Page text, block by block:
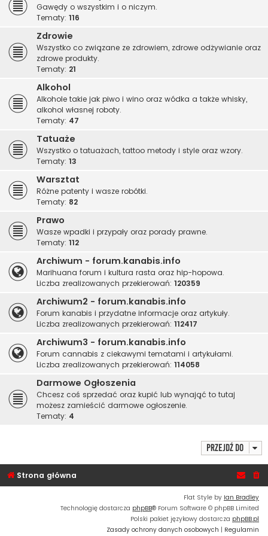
Gawędy o wszystkim i o niczym.
Tematy: 116
Zdrowie
Wszystko co związane ze zdrowiem, zdrowe odżywianie oraz
zdrowe produkty.
Tematy: 21
Alkohol
Alkohole takie jak piwo i wino oraz wódka a także whisky,
alkohol własnej roboty.
Tematy: 47
Tatuaże
Wszystko o tatuażach, tattoo metody i style oraz wzory.
Tematy: 13
Warsztat
Różne patenty i wasze robótki.
Tematy: 82
Prawo
Wasze wpadki i przypały oraz porady prawne.
Tematy: 112
Archiwum - forum.kanabis.info
Marihuana forum i kultura rasta oraz hip-hopowa.
Liczba zrealizowanych przekierowań: 120359
Archiwum2 - forum.kanabis.info
Forum kanabis i przydatne informacje oraz artykuły.
Liczba zrealizowanych przekierowań: 112417
Archiwum3 - forum.kanabis.info
Forum cannabis z ciekawymi tematami i artykułami.
Liczba zrealizowanych przekierowań: 114058
Darmowe Ogłoszenia
Chcesz coś sprzedać oraz kupić lub wynająć to tutaj
możesz zamieścić darmowe ogłoszenie.
Tematy: 4
Przejdź do
Strona główna
Flat Style by Ian Bradley
Technologię dostarcza phpBB® Forum Software © phpBB Limited
Polski pakiet językowy dostarcza phpBB.pl
Zasady ochrony danych osobowych | Regulamin